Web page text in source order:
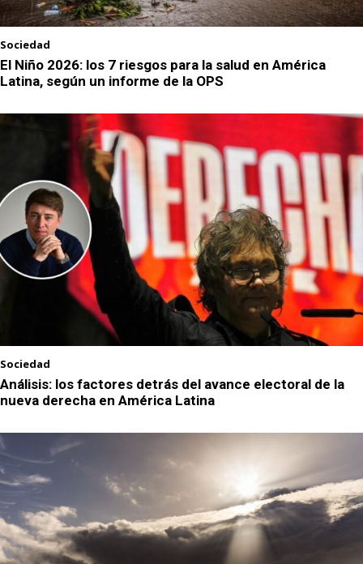
Sociedad
El Niño 2026: los 7 riesgos para la salud en América
Latina, según un informe de la OPS
Sociedad
Análisis: los factores detrás del avance electoral de la
nueva derecha en América Latina